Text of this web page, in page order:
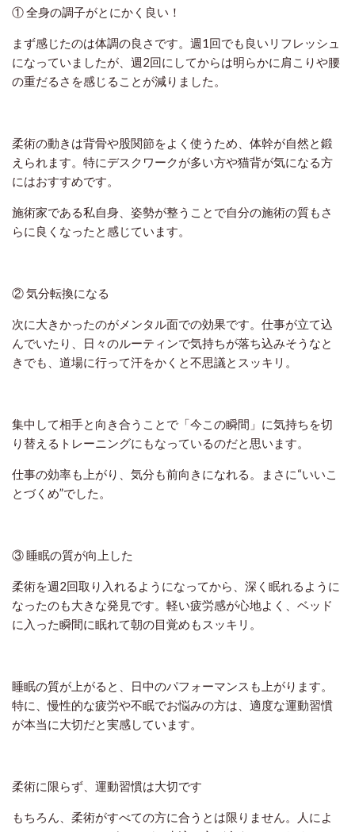
① 全身の調子がとにかく良い！
まず感じたのは体調の良さです。週1回でも良いリフレッシュ
になっていましたが、週2回にしてからは明らかに肩こりや腰
の重だるさを感じることが減りました。
柔術の動きは背骨や股関節をよく使うため、体幹が自然と鍛
えられます。特にデスクワークが多い方や猫背が気になる方
にはおすすめです。
施術家である私自身、姿勢が整うことで自分の施術の質もさ
らに良くなったと感じています。
② 気分転換になる
次に大きかったのがメンタル面での効果です。仕事が立て込
んでいたり、日々のルーティンで気持ちが落ち込みそうなと
きでも、道場に行って汗をかくと不思議とスッキリ。
集中して相手と向き合うことで「今この瞬間」に気持ちを切
り替えるトレーニングにもなっているのだと思います。
仕事の効率も上がり、気分も前向きになれる。まさに“いいこ
とづくめ”でした。
③ 睡眠の質が向上した
柔術を週2回取り入れるようになってから、深く眠れるように
なったのも大きな発見です。軽い疲労感が心地よく、ベッド
に入った瞬間に眠れて朝の目覚めもスッキリ。
睡眠の質が上がると、日中のパフォーマンスも上がります。
特に、慢性的な疲労や不眠でお悩みの方は、適度な運動習慣
が本当に大切だと実感しています。
柔術に限らず、運動習慣は大切です
もちろん、柔術がすべての方に合うとは限りません。人によ